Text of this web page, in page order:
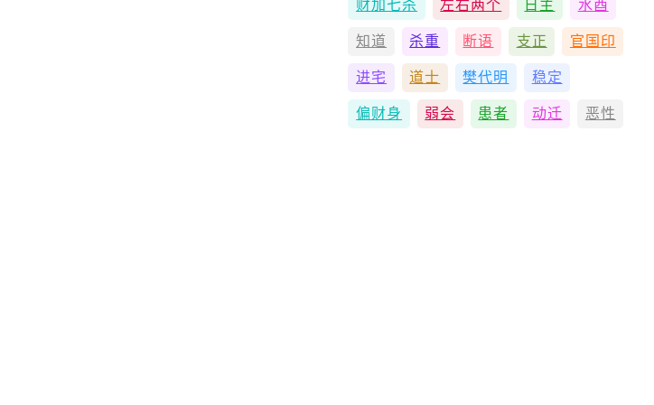
财加七杀 左右两个 日主 水酉
知道 杀重 断语 支正 官国印
进宅 道士 樊代明 稳定
偏财身 弱会 患者 动迁 恶性